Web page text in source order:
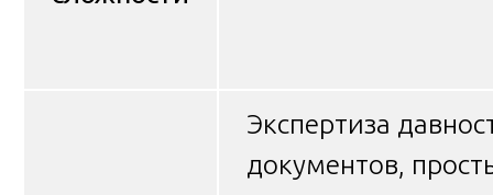
Экспертиза
документов,